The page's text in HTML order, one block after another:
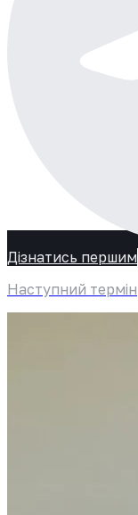
Дізнатись першим
Наступний термін